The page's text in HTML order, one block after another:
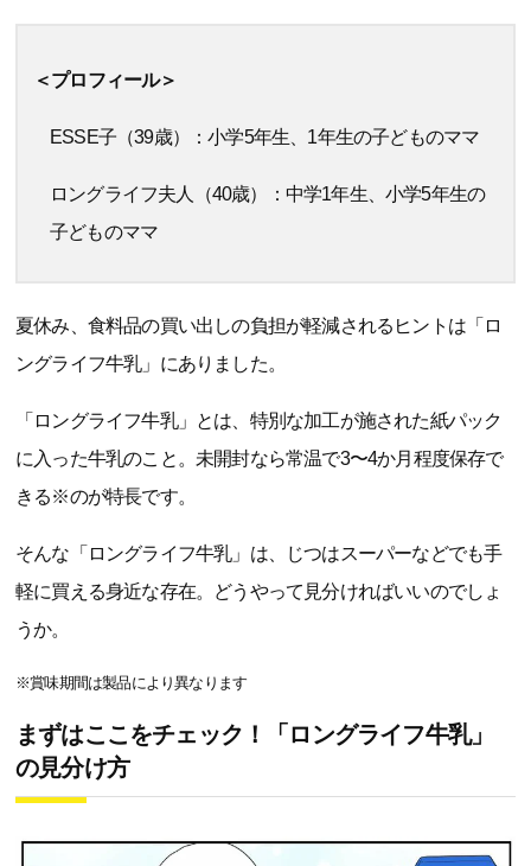
＜プロフィール＞
ESSE子（39歳）：小学5年生、1年生の子どものママ
ロングライフ夫人（40歳）：中学1年生、小学5年生の
子どものママ
夏休み、食料品の買い出しの負担が軽減されるヒントは「ロ
ングライフ牛乳」にありました。
「ロングライフ牛乳」とは、特別な加工が施された紙パック
に入った牛乳のこと。未開封なら常温で3〜4か月程度保存で
きる※のが特長です。
そんな「ロングライフ牛乳」は、じつはスーパーなどでも手
軽に買える身近な存在。どうやって見分ければいいのでしょ
うか。
※賞味期間は製品により異なります
まずはここをチェック！「ロングライフ牛乳」
の見分け方